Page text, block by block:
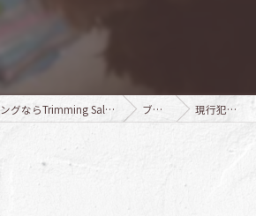
群馬県高崎のトリミングならTrimming Salon E-basho ブログ 現行犯逮捕